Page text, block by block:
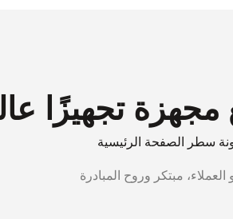
تجهيزًا
مبتكر وروح المبادرة